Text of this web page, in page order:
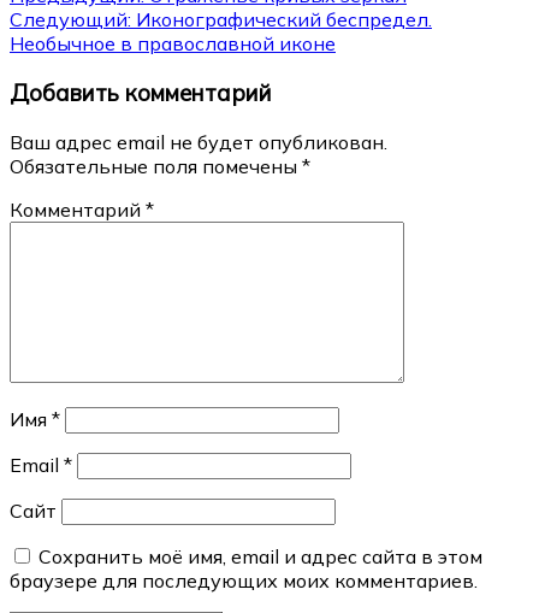
по
записям
Следующий: Иконографический беспредел.
Необычное в православной иконе
Добавить комментарий
Ваш адрес email не будет опубликован.
Обязательные поля помечены *
Комментарий *
Имя *
Email *
Сайт
Сохранить моё имя, email и адрес сайта в этом
браузере для последующих моих комментариев.